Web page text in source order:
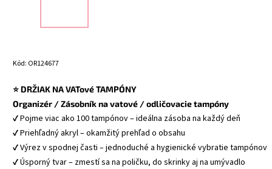
Kód: OR124677
⭐ DRŽIAK NA VATové TAMPÓNY
Organizér / Zásobník na vatové / odličovacie tampóny
✔ Pojme viac ako 100 tampónov – ideálna zásoba na každý deň
✔ Priehľadný akryl – okamžitý prehľad o obsahu
✔ Výrez v spodnej časti – jednoduché a hygienické vybratie tampónov
✔ Úsporný tvar – zmestí sa na poličku, do skrinky aj na umývadlo